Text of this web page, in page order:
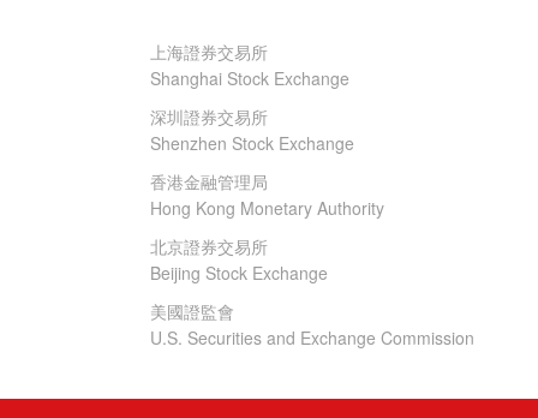
上海證券交易所
Shanghai Stock Exchange
深圳證券交易所
Shenzhen Stock Exchange
香港金融管理局
Hong Kong Monetary Authority
北京證券交易所
Beijing Stock Exchange
美國證監會
U.S. Securities and Exchange Commission